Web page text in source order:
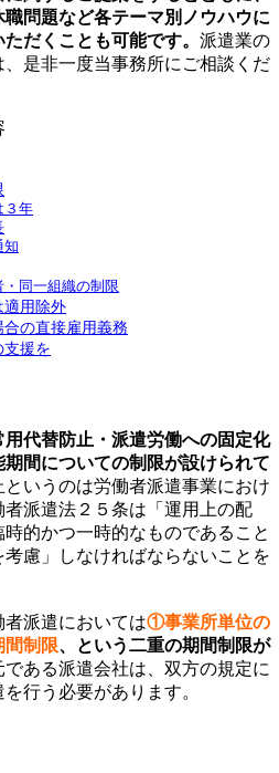
問題など各テーマ別ノウハウに
だくことも可能です。 派遣業の
是非一度当事務所にご相談くだ
３年
知
同一組織の制限
適用除外
の直接雇用義務
援を
用代替防止・派遣労働への固定化
間についての制限が設けられて
というのは労働者派遣事業におけ
派遣法２５条は「運用上の配
的かつ一時的なものであること
慮」しなければならないことを
派遣においては①事業所単位の
制限、という二重の期間制限が
である派遣会社は、双方の規定に
行う必要があります。